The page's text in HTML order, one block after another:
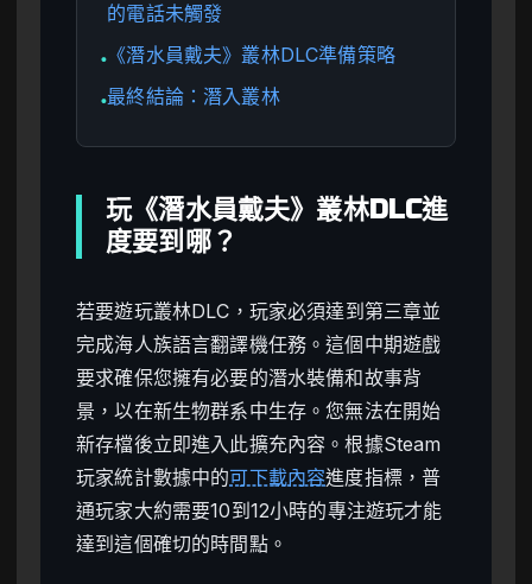
的電話未觸發
● 《潛水員戴夫》叢林DLC準備策略
●最終結論：潛入叢林
玩《潛水員戴夫》叢林DLC進
度要到哪？
若要遊玩叢林DLC，玩家必須達到第三章並
完成海人族語言翻譯機任務。這個中期遊戲
要求確保您擁有必要的潛水裝備和故事背
景，以在新生物群系中生存。您無法在開始
新存檔後立即進入此擴充內容。根據Steam
玩家統計數據中的可下載內容進度指標，普
通玩家大約需要10到12小時的專注遊玩才能
達到這個確切的時間點。